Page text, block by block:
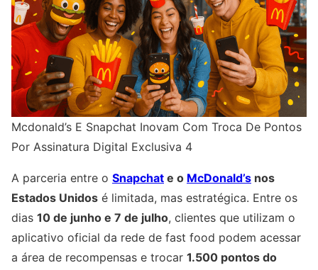
Mcdonald’s E Snapchat Inovam Com Troca De Pontos
Por Assinatura Digital Exclusiva 4
A parceria entre o Snapchat e o McDonald’s nos
Estados Unidos é limitada, mas estratégica. Entre os
dias 10 de junho e 7 de julho, clientes que utilizam o
aplicativo oficial da rede de fast food podem acessar
a área de recompensas e trocar 1.500 pontos do